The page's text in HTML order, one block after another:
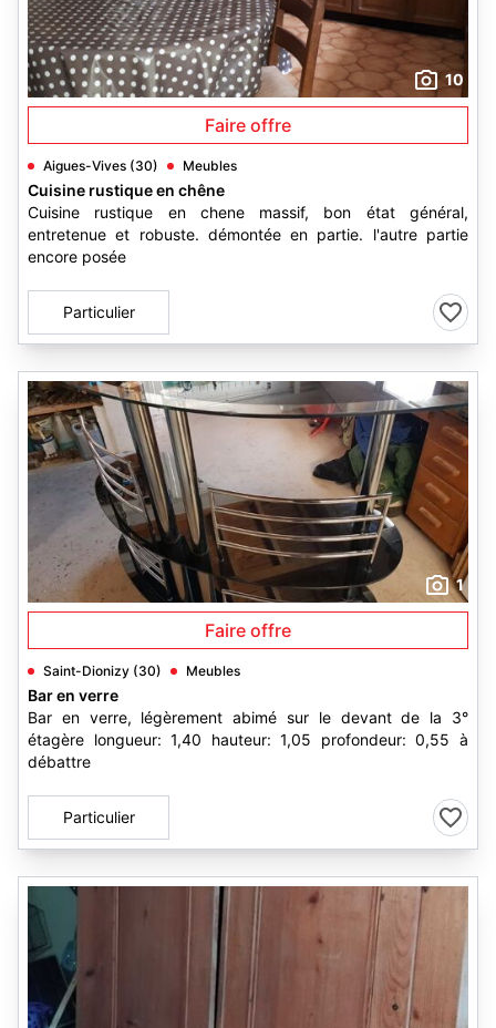
10
Faire offre
Aigues-Vives (30) Meubles
Cuisine rustique en chêne
Cuisine rustique en chene massif, bon état général,
entretenue et robuste. démontée en partie. l'autre partie
encore posée
Particulier
1
Faire offre
Saint-Dionizy (30) Meubles
Bar en verre
Bar en verre, légèrement abimé sur le devant de la 3°
étagère longueur: 1,40 hauteur: 1,05 profondeur: 0,55 à
débattre
Particulier